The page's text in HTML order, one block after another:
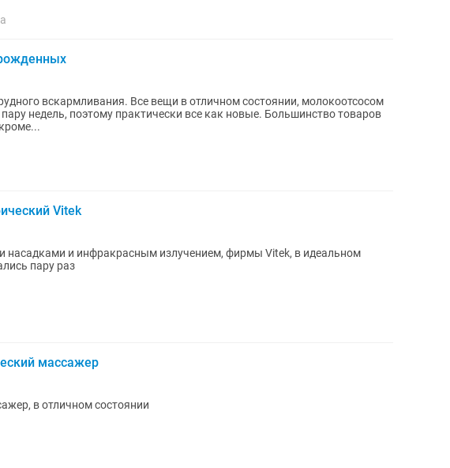
вскармливания. Все вещи в отличном состоянии, молокоотсосом
недель, поэтому практически все как новые. Большинство товаров
Vitek
насадками и инфракрасным излучением, фирмы Vitek, в идеальном
пару раз
массажер
в отличном состоянии